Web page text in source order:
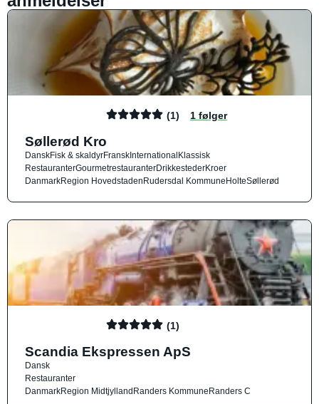
(1) 1 følger
Søllerød Kro
DanskFisk & skaldyrFranskInternationalKlassisk
RestauranterGourmetrestauranterDrikkestederKroer
DanmarkRegion HovedstadenRudersdal KommuneHolteSøllerød
(1)
Scandia Ekspressen ApS
Dansk
Restauranter
DanmarkRegion MidtjyllandRanders KommuneRanders C